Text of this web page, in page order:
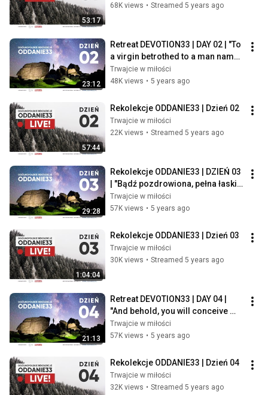
53:17
68K views • Streamed 5 years ago
23:12
Retreat DEVOTION33 | DAY 02 | "To
a virgin betrothed to a man named
Joseph"
Trwajcie w miłości
48K views • 5 years ago
57:44
Rekolekcje ODDANIE33 | Dzień 02
Trwajcie w miłości
22K views • Streamed 5 years ago
29:28
Rekolekcje ODDANIE33 | DZIEŃ 03
| "Bądź pozdrowiona, pełna łaski,
Pan z Tobą"
Trwajcie w miłości
57K views • 5 years ago
1:04:04
Rekolekcje ODDANIE33 | Dzień 03
Trwajcie w miłości
30K views • Streamed 5 years ago
21:13
Retreat DEVOTION33 | DAY 04 |
"And behold, you will conceive
and bear a son, and you shall
name h...
Trwajcie w miłości
57K views • 5 years ago
Rekolekcje ODDANIE33 | Dzień 04
Trwajcie w miłości
32K views • Streamed 5 years ago